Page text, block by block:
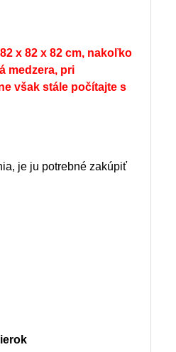
x 82 x 82 cm, nakoľko
medzera, pri
však stále počítajte s
je ju potrebné zakúpiť